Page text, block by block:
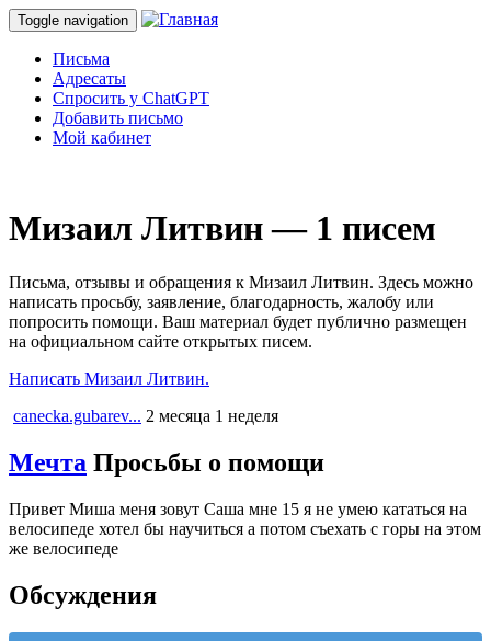
Toggle navigation
Письма
Адресаты
Спросить у ChatGPT
Добавить письмо
Мой кабинет
Мизаил Литвин — 1 писем
Письма, отзывы и обращения к Мизаил Литвин. Здесь можно
написать просьбу, заявление, благодарность, жалобу или
попросить помощи. Ваш материал будет публично размещен
на официальном сайте открытых писем.
Написать Мизаил Литвин.
canecka.gubarev... 2 месяца 1 неделя
Мечта Просьбы о помощи
Привет Миша меня зовут Саша мне 15 я не умею кататься на
велосипеде хотел бы научиться а потом съехать с горы на этом
же велосипеде
Обсуждения